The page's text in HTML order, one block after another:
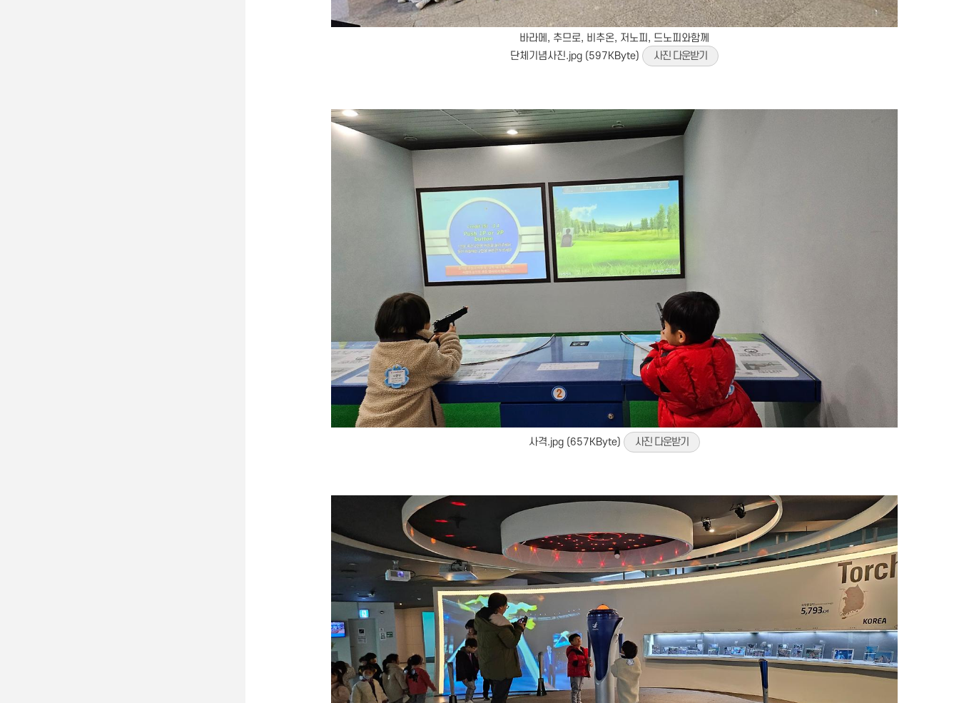
바라메, 추므로, 비추온, 저노피, 드노피와함께
단체기념사진.jpg (597KByte)
사진 다운받기
사격.jpg (657KByte) 사진 다운받기